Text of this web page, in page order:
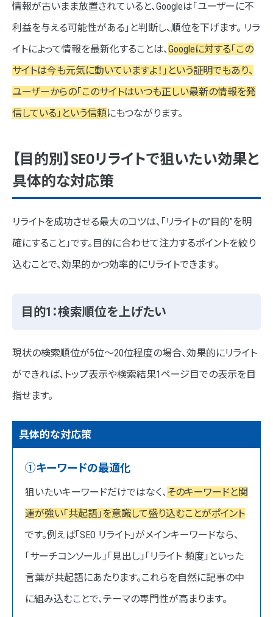
情報が古いまま放置されていると、Googleは「ユーザーに不
利益を与える可能性がある」と判断し、順位を下げます。 リラ
イトによって情報を最新化することは、Googleに対する「この
サイトは今も元気に動いていますよ！」という証明でもあり、
ユーザーからの「このサイトはいつも正しい最新の情報を発
信している」という信頼にもつながります。
【目的別】SEOリライトで狙いたい効果と
具体的な対応策
リライトを成功させる最大のコツは、「リライトの”目的”を明
確にすること」です。目的に合わせて注力するポイントを絞り
込むことで、効果的かつ効率的にリライトできます。
目的1：検索順位を上げたい
現状の検索順位が5位〜20位程度の場合、効果的にリライト
ができれば、トップ表示や検索結果1ページ目での表示を目
指せます。
具体的な対応策
①キーワードの最適化
狙いたいキーワードだけではなく、 そのキーワードと関
連が強い「共起語」を意識して盛り込むことがポイント
です。例えば「SEO リライト」がメインキーワードなら、
「サーチコンソール」「見出し」「リライト 頻度」といった
言葉が共起語にあたります。これらを自然に記事の中
に組み込むことで、テーマの専門性が高まります。